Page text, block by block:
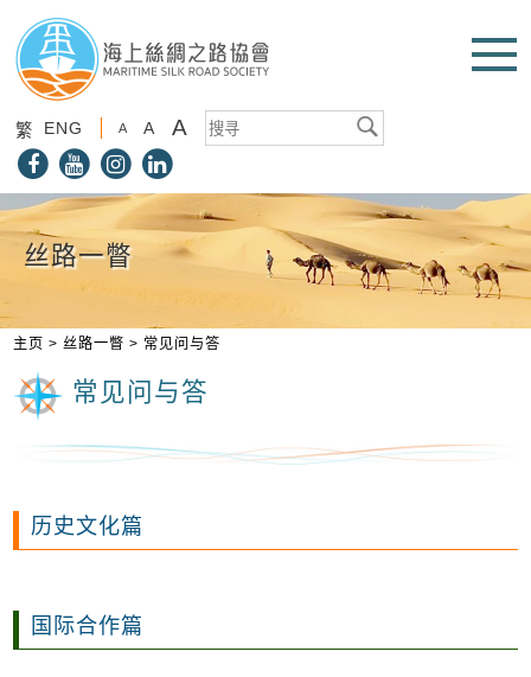
繁 ENG A A A
丝路一瞥
主页 > 丝路一瞥 > 常见问与答
常见问与答
历史文化篇
国际合作篇